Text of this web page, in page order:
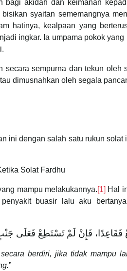
bagi akidah dan keimanan
syaitan sememangnya
hatinya, kealpaan yang
ingkar. Ia umpama pokok
secara sempurna dan tekun
dimusnahkan oleh segala
ini dengan salah satu rukun
Solat Fardhu
mampu melakukannya.[1] Hal
buasir lalu aku
فَقَاعِدًا، فَإِنْ لَمْ تَسْتَطِعْ فَعَلَى
berdiri, jika tidak mampu
”